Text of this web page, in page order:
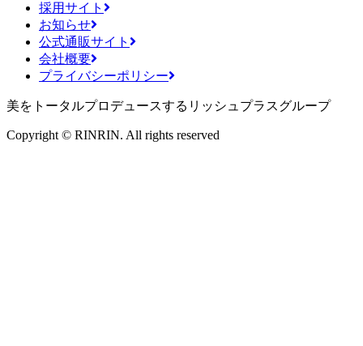
採用サイト
お知らせ
公式通販サイト
会社概要
プライバシーポリシー
美をトータルプロデュースするリッシュプラスグループ
Copyright © RINRIN. All rights reserved